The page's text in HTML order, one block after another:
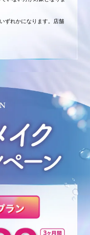
ずれかになります。店舗